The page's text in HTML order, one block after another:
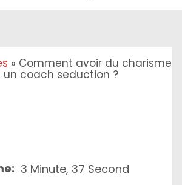
» Comment avoir du charisme
un coach seduction ?
3 Minute, 37 Second